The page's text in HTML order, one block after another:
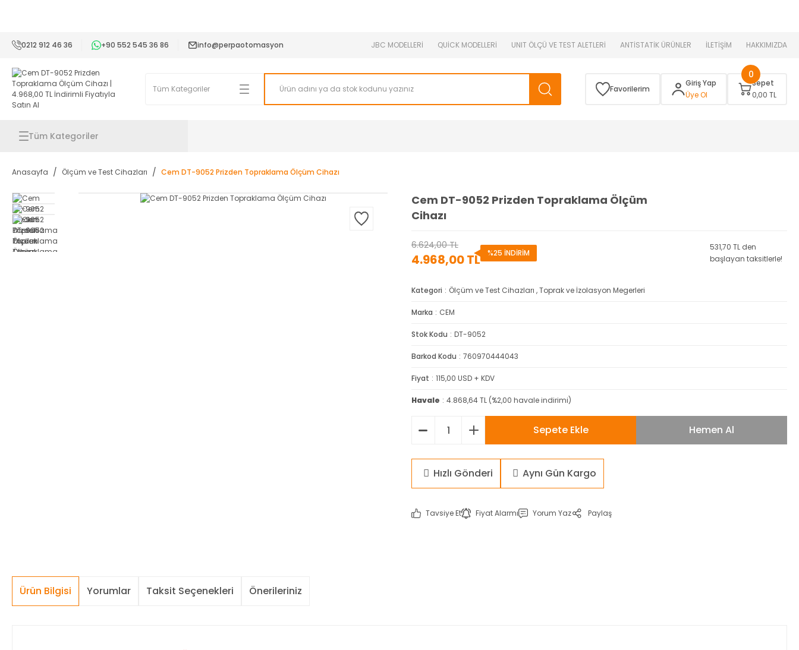
0212 912 46 36 +90 552 545 36 86 info@perpaotomasyon JBC MODELLERİ QUİCK MODELLERİ UNIT ÖLÇÜ VE TEST ALETLERİ ANTİSTATİK ÜRÜNLER İLETİŞİM HAKKIMIZDA
Favorilerim
Giriş Yap
Üye Ol
0
Sepet
0,00 TL
Tüm Kategoriler
Anasayfa Ölçüm ve Test Cihazları Cem DT-9052 Prizden Topraklama Ölçüm Cihazı
Cem DT-9052 Prizden Topraklama Ölçüm
Cihazı
6.624,00 TL
4.968,00 TL %25 İNDİRİM
531,70 TL den
başlayan taksitlerle!
Kategori Ölçüm ve Test Cihazları ,Toprak ve İzolasyon Megerleri
Marka CEM
Stok Kodu DT-9052
Barkod Kodu 760970444043
Fiyat 115,00 USD + KDV
Havale 4.868,64 TL (%2,00 havale indirimi)
Sepete Ekle Hemen Al
Hızlı Gönderi Aynı Gün Kargo
Tavsiye Et Fiyat Alarmı Yorum Yaz Paylaş
Ürün Bilgisi Yorumlar Taksit Seçenekleri Önerileriniz